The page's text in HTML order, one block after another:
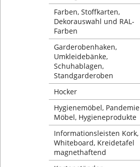
Farben, Stoffkarten,
Dekorauswahl und RAL-
Farben
Garderobenhaken,
Umkleidebänke,
Schuhablagen,
Standgarderoben
Hocker
Hygienemöbel, Pandemie
Möbel, Hygieneprodukte
Informationsleisten Kork,
Whiteboard, Kreidetafel
magnethaftend